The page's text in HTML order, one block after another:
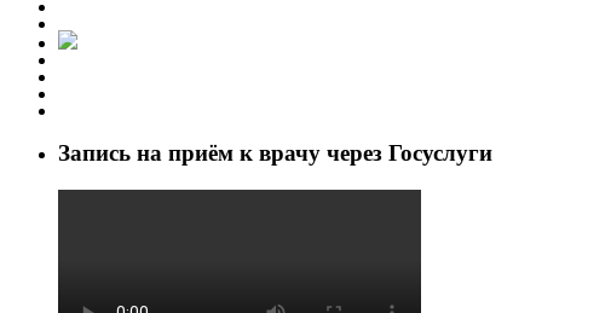
Запись на приём к врачу через Госуслуги